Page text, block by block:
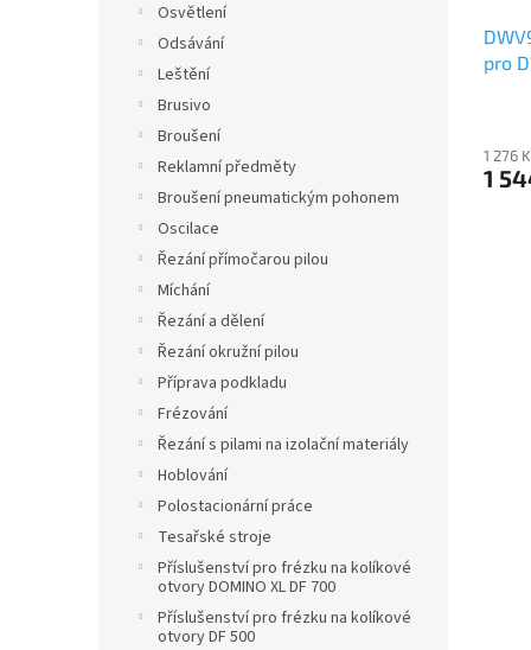
Osvětlení
Odsávání
Leštění
Brusivo
Broušení
Reklamní předměty
Broušení pneumatickým pohonem
Oscilace
Řezání přímočarou pilou
Míchání
Řezání a dělení
Řezání okružní pilou
Příprava podkladu
Frézování
Řezání s pilami na izolační materiály
Hoblování
Polostacionární práce
Tesařské stroje
Příslušenství pro frézku na kolíkové
otvory DOMINO XL DF 700
Příslušenství pro frézku na kolíkové
otvory DF 500
pro
1 276
1